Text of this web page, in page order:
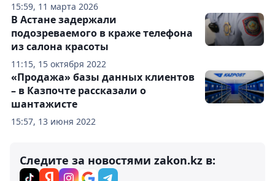
15:59, 11 марта 2026
11:15, 15 октября 2022
В Астане задержали
подозреваемого в краже телефона
из салона красоты
15:57, 13 июня 2022
«Продажа» базы данных клиентов
– в Казпочте рассказали о
шантажисте
Следите за новостями zakon.kz в: